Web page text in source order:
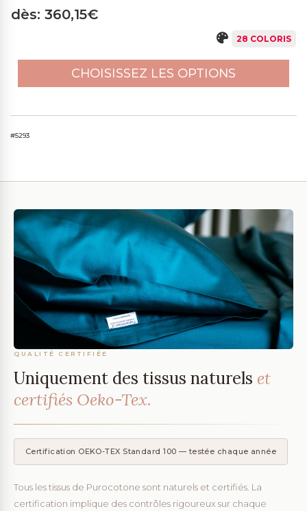
dès: 360,15€
28 COLORIS
CHOISISSEZ LES OPTIONS
#5293
QUALITÉ CERTIFIÉE
Uniquement des tissus naturels et
certifiés Oeko-Tex.
Certification OEKO-TEX Standard 100 — testée chaque année
Tous les tissus de Purocotone sont naturels et certifiés. La
certification implique des contrôles rigoureux sur chaque